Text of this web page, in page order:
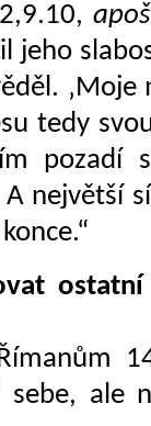
jeho
tedy
pozadí
největší
sebe, ale